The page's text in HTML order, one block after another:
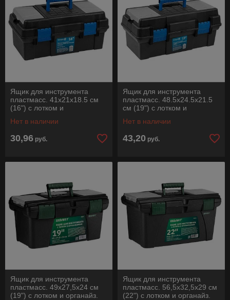
Ящик для инструмента
пластмасс. 41х21х18.5 см
(16") с лотком и
Нет в наличии
30,96 руб.
Ящик для инструмента
пластмасс. 48.5х24.5х21.5
см (19") с лотком и
Нет в наличии
43,20 руб.
Ящик для инструмента
пластмасс. 49x27,5x24 см
(19") с лотком и органайз.
Ящик для инструмента
пластмасс. 56,5x32,5x29 см
(22") с лотком и органайз.